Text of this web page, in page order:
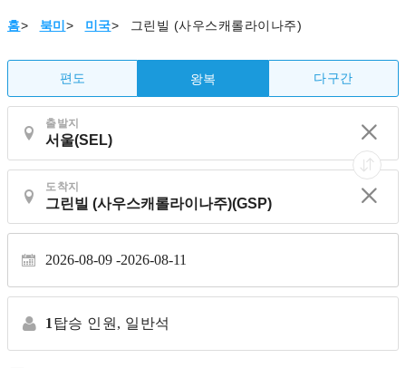
홈> 북미 > 미국> 그린빌 (사우스캐롤라이나주)
편도 왕복 다구간
출발지
도착지
2026-08-09 2026-08-11
1 탑승 인원, 일반석